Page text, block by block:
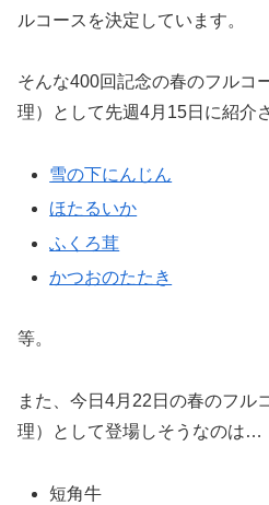
ルコースを決定しています。
そんな400回記念の春のフルコ
理）として先週4月15日に紹介
雪の下にんじん
ほたるいか
ふくろ茸
かつおのたたき
等。
また、今日4月22日の春のフル
理）として登場しそうなのは…
短角牛